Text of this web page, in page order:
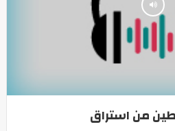
من استراق